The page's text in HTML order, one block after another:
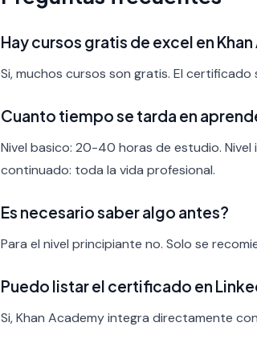
Hay cursos gratis de excel en
Si, muchos cursos son gratis. El
Cuanto tiempo se tarda en
Nivel basico: 20-40 horas de estudio.
continuado: toda la vida profesional.
Es necesario saber algo antes?
Para el nivel principiante no. Solo se
Puedo listar el certificado en
Si, Khan Academy integra directamente